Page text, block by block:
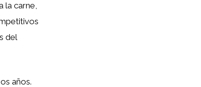
la carne,
del
años.